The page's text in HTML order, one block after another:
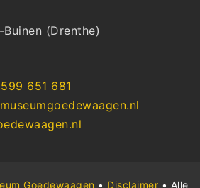
(Drenthe)
651 681
Goedewaagen • Disclaimer • Alle